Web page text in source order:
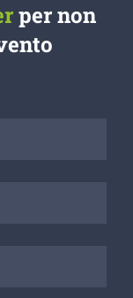
per non